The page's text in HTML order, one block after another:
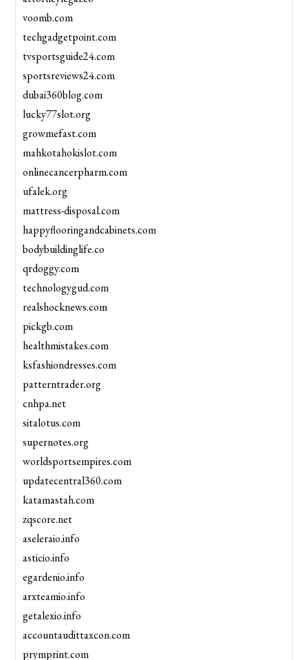
voomb.com
techgadgetpoint.com
tvsportsguide24.com
sportsreviews24.com
dubai360blog.com
lucky77slot.org
growmefast.com
mahkotahokislot.com
onlinecancerpharm.com
ufalek.org
mattress-disposal.com
happyflooringandcabinets.com
bodybuildinglife.co
qrdoggy.com
technologygud.com
realshocknews.com
pickgb.com
healthmistakes.com
ksfashiondresses.com
patterntrader.org
cnhpa.net
sitalotus.com
supernotes.org
worldsportsempires.com
updatecentral360.com
katamastah.com
zqscore.net
aseleraio.info
asticio.info
egardenio.info
arxteamio.info
getalexio.info
accountaudittaxcon.com
prymprint.com